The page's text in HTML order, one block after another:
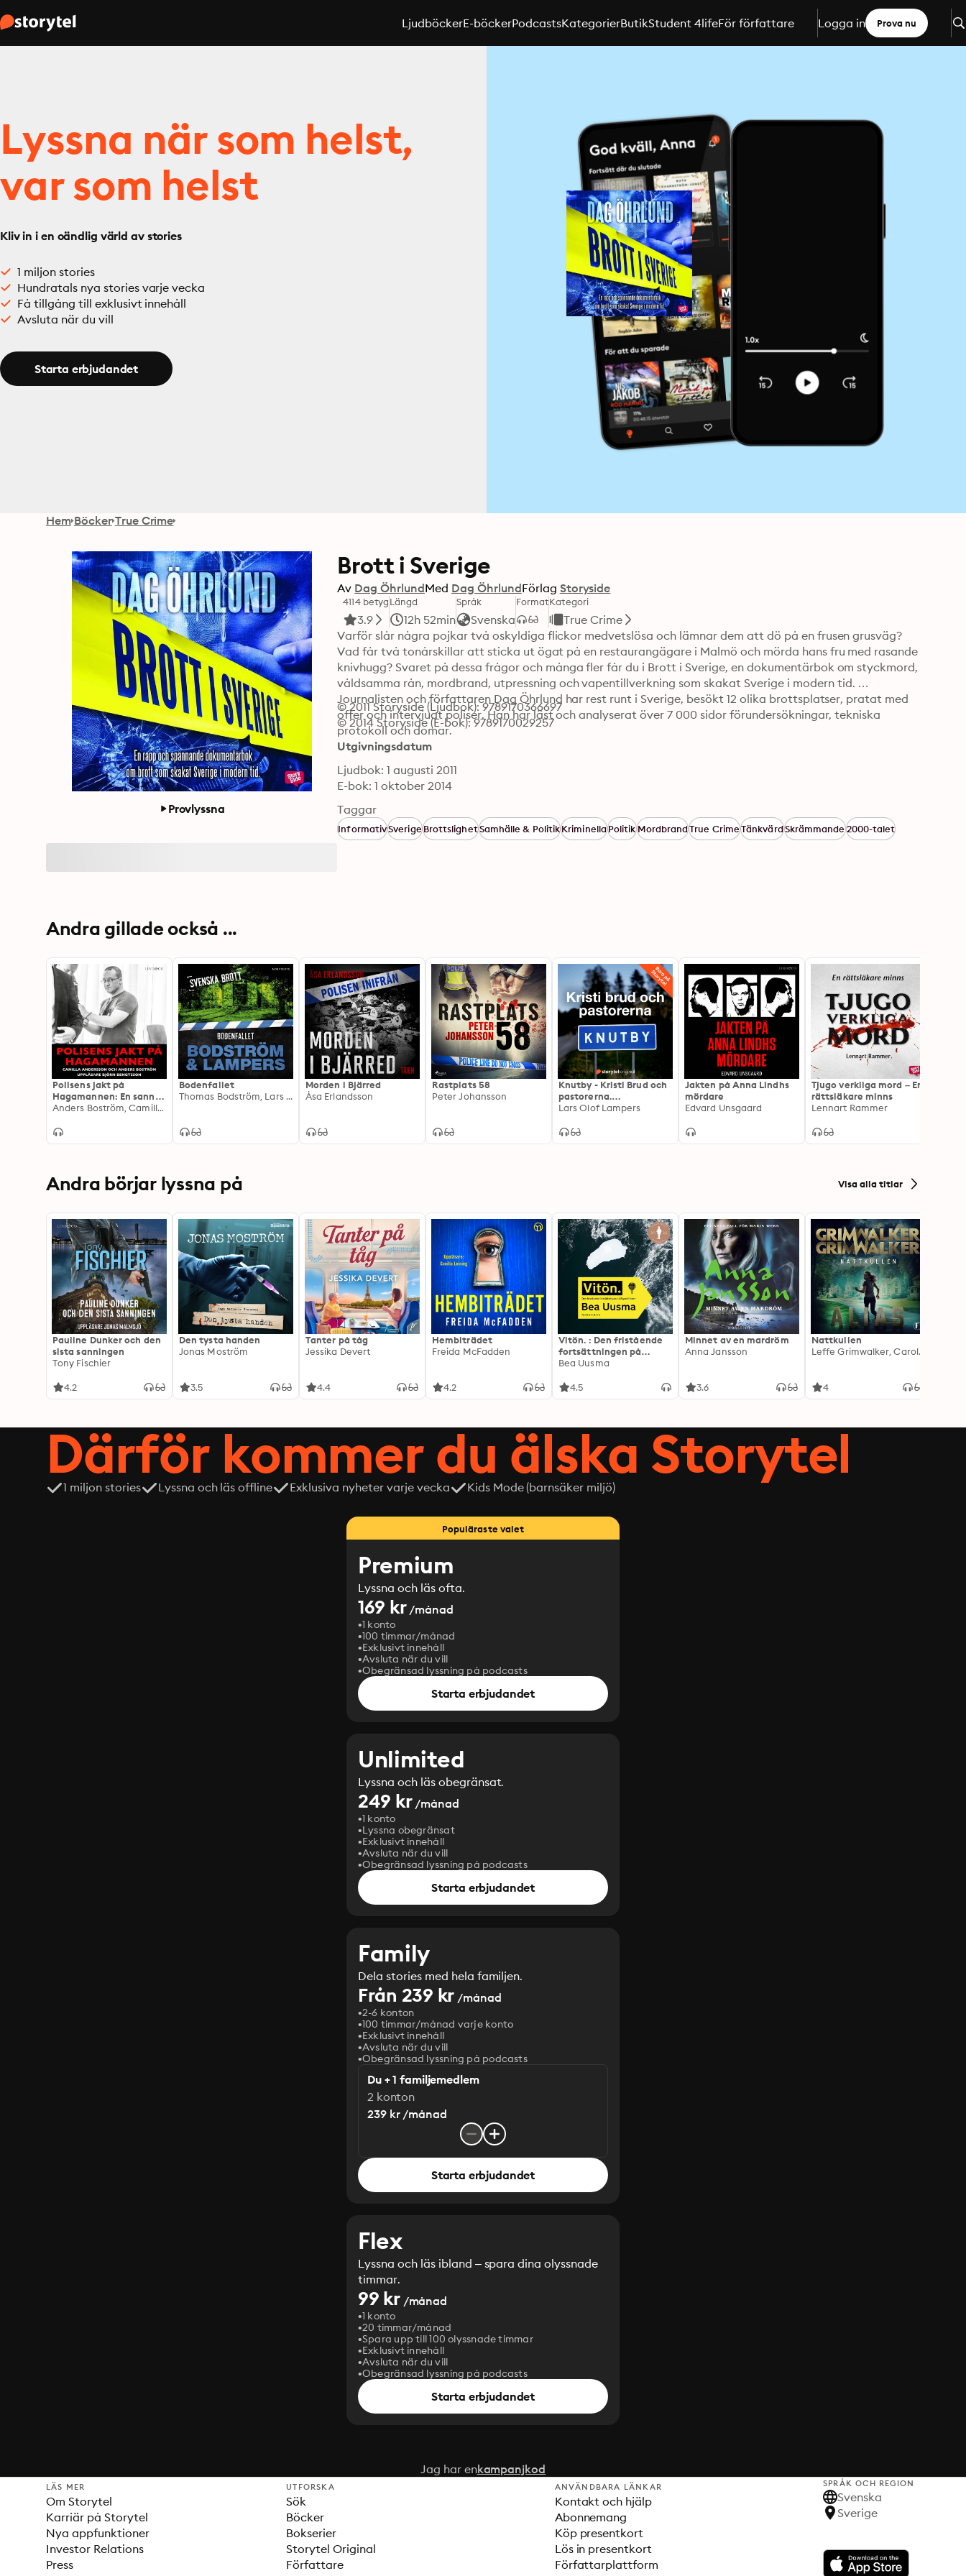
LjudböckerE-böckerPodcastsKategorierButikStudent 4lifeFör författare Logga in Prova nu
Lyssna när som helst,
var som helst
Kliv in i en oändlig värld av stories
1 miljon stories
Hundratals nya stories varje vecka
Få tillgång till exklusivt innehåll
Avsluta när du vill
Starta erbjudandet
Hem Böcker True Crime
Provlyssna
Brott i Sverige
Av Dag ÖhrlundMed Dag ÖhrlundFörlag Storyside
4114 betyg
3.9
Längd
12h 52min
Språk
Svenska
FormatKategori
True Crime
Varför slår några pojkar två oskyldiga flickor medvetslösa och lämnar dem att dö på en frusen grusväg?
Vad får två tonårskillar att sticka ut ögat på en restaurangägare i Malmö och mörda hans fru med rasande
knivhugg? Svaret på dessa frågor och många fler får du i Brott i Sverige, en dokumentärbok om styckmord,
våldsamma rån, mordbrand, utpressning och vapentillverkning som skakat Sverige i modern tid.
Journalisten och författaren Dag Öhrlund har rest runt i Sverige, besökt 12 olika brottsplatser, pratat med
offer och intervjuat poliser. Han har läst och analyserat över 7 000 sidor förundersökningar, tekniska
protokoll och domar.
© 2011 Storyside (Ljudbok): 9789170366697
© 2014 Storyside (E-bok): 9789170029257
Utgivningsdatum
Ljudbok: 1 augusti 2011
E-bok: 1 oktober 2014
Taggar
InformativSverigeBrottslighetSamhälle & PolitikKriminellaPolitikMordbrandTrue CrimeTänkvärdSkrämmande2000-talet
Andra gillade också ...
Polisens jakt på
Hagamannen: En sann
historia
Anders Boström, Camilla Andersson
Bodenfallet
Thomas Bodström, Lars Olof Lampers
Morden i Bjärred
Åsa Erlandsson
Rastplats 58
Peter Johansson
Knutby - Kristi Brud och
pastorerna.
Förundersökningen
Lars Olof Lampers
Jakten på Anna Lindhs
mördare
Edvard Unsgaard
Tjugo verkliga mord – En
rättsläkare minns
Lennart Rammer
Andra börjar lyssna på Visa alla titlar
Pauline Dunker och den
sista sanningen
Tony Fischier
4.2
Den tysta handen
Jonas Moström
3.5
Tanter på tåg
Jessika Devert
4.4
Hembiträdet
Freida McFadden
4.2
Vitön. : Den fristående
fortsättningen på
Expeditionen
Bea Uusma
4.5
Minnet av en mardröm
Anna Jansson
3.6
Nattkullen
Leffe Grimwalker, Caroline Grimwalker
4
Därför kommer du älska Storytel
1 miljon stories Lyssna och läs offline Exklusiva nyheter varje vecka Kids Mode (barnsäker miljö)
Populäraste valet
Premium
Lyssna och läs ofta.
169 kr/månad
1 konto
100 timmar/månad
Exklusivt innehåll
Avsluta när du vill
Obegränsad lyssning på podcasts
Starta erbjudandet
Unlimited
Lyssna och läs obegränsat.
249 kr/månad
1 konto
Lyssna obegränsat
Exklusivt innehåll
Avsluta när du vill
Obegränsad lyssning på podcasts
Starta erbjudandet
Family
Dela stories med hela familjen.
Från 239 kr /månad
2-6 konton
100 timmar/månad varje konto
Exklusivt innehåll
Avsluta när du vill
Obegränsad lyssning på podcasts
Du + 1 familjemedlem
2 konton
239 kr /månad
Starta erbjudandet
Flex
Lyssna och läs ibland – spara dina olyssnade
timmar.
99 kr/månad
1 konto
20 timmar/månad
Spara upp till 100 olyssnade timmar
Exklusivt innehåll
Avsluta när du vill
Obegränsad lyssning på podcasts
Starta erbjudandet
Jag har enkampanjkod
LÄS MER
Om Storytel
Karriär på Storytel
Nya appfunktioner
Investor Relations
Press
UTFORSKA
Sök
Böcker
Bokserier
Storytel Original
Författare
ANVÄNDBARA LÄNKAR
Kontakt och hjälp
Abonnemang
Köp presentkort
Lös in presentkort
Författarplattform
SPRÅK OCH REGION
Svenska
Sverige